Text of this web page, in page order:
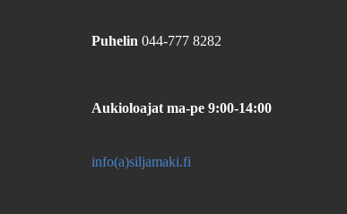
Puhelin 044-777 8282
Aukioloajat ma-pe 9:00-14:00
info(a)siljamaki.fi